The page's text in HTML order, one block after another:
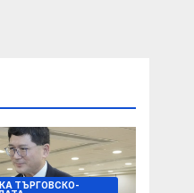
ТЪРГОВСКО-